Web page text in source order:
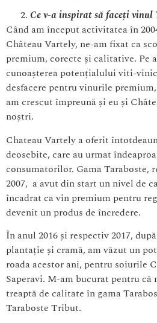
Ce v-a inspirat să faceți vinul
Când am început activitatea în
Château Vartely, ne-am fixat ca
premium, corecte și calitative. Pe
cunoașterea potențialului viti-
desfacere pentru vinurile
am crescut împreună și eu și
noștri.
Chateau Vartely a oferit
deosebite, care au urmat
consumatorilor. Gama Taraboste,
2007, a avut din start un nivel de
încadrat ca vin premium pentru
devenit un produs de încredere.
În anul 2016 și respectiv 2017,
plantație și cramă, am văzut un
roada acestor ani, pentru soiurile
Saperavi. M-am bucurat pentru că
treaptă de calitate în gama
Taraboste Tribut.